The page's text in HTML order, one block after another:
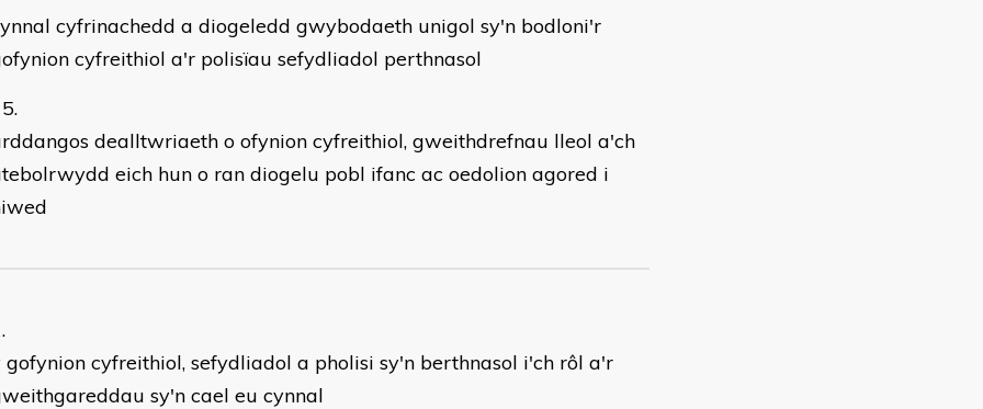
cyfrinachedd a diogeledd gwybodaeth unigol sy'n bodloni'r
cyfreithiol a'r polisïau sefydliadol perthnasol
dealltwriaeth o ofynion cyfreithiol, gweithdrefnau lleol a'ch
eich hun o ran diogelu pobl ifanc ac oedolion agored i
gofynion cyfreithiol, sefydliadol a pholisi sy'n berthnasol i'ch rôl a'r
sy'n cael eu cynnal